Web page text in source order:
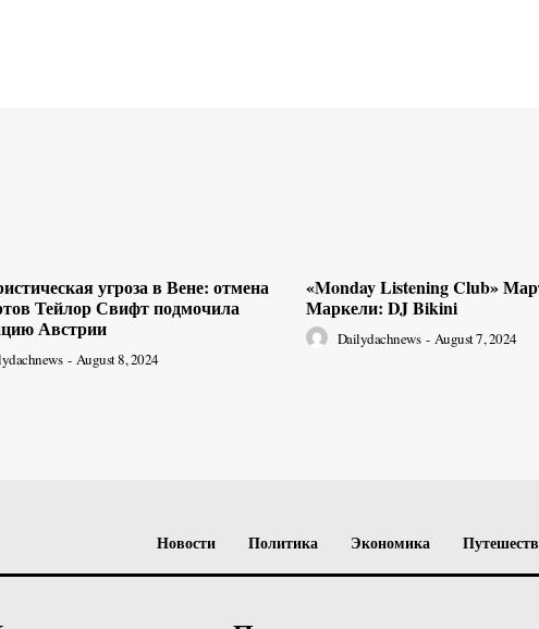
угроза в Вене: отмена
Тейлор Свифт подмочила
Австрии
- August 8, 2024
«Monday Listening Club»
Маркели: DJ Bikini
Dailydachnews - August 7, 2024
Новости Политика Экономика